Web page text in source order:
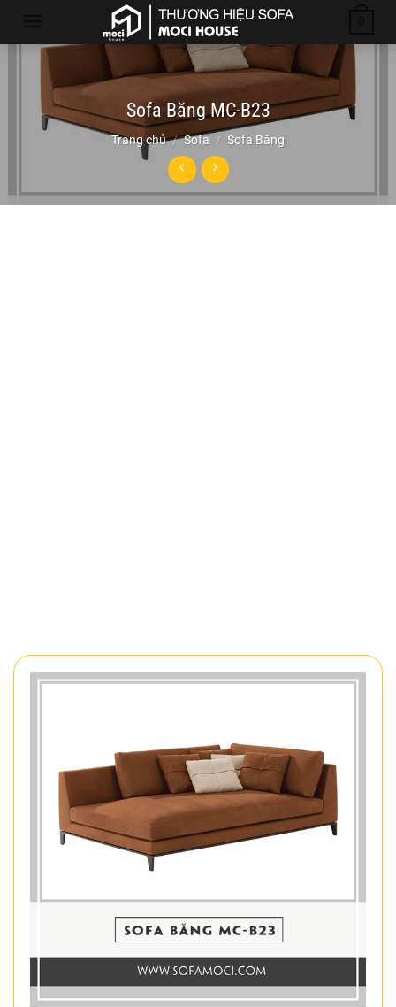
Sofa Băng MC-B23
Trang chủ / Sofa / Sofa Băng